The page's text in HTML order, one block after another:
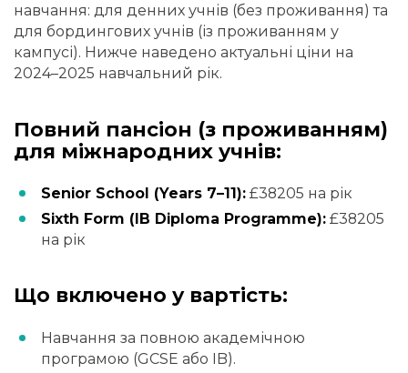
навчання: для денних учнів (без проживання) та
для бордингових учнів (із проживанням у
кампусі). Нижче наведено актуальні ціни на
2024–2025 навчальний рік.
Повний пансіон (з проживанням)
для міжнародних учнів:
Senior School (Years 7–11): £38205 на рік
Sixth Form (IB Diploma Programme): £38205
на рік
Що включено у вартість:
Навчання за повною академічною
програмою (GCSE або IB).